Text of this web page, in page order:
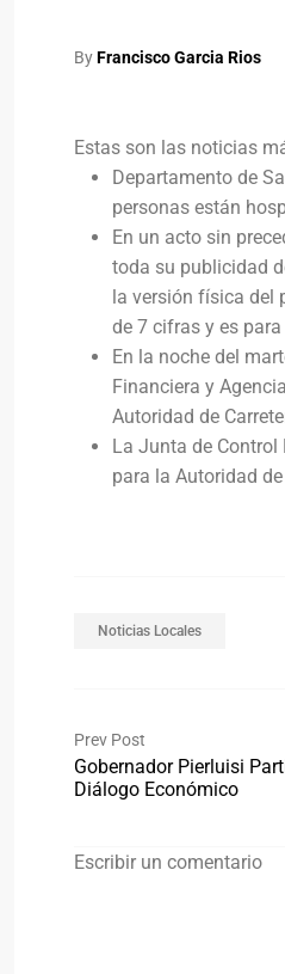
ByFrancisco Garcia Rios
Estas son las noticias
Departamento de
personas están
En un acto sin
toda su publicidad
la versión física del
de 7 cifras y es
En la noche del
Financiera y
Autoridad de
La Junta de Control
para la Autoridad
Noticias Locales
Prev Post
Gobernador Pierluisi
Diálogo Económico
Escribir un comentario